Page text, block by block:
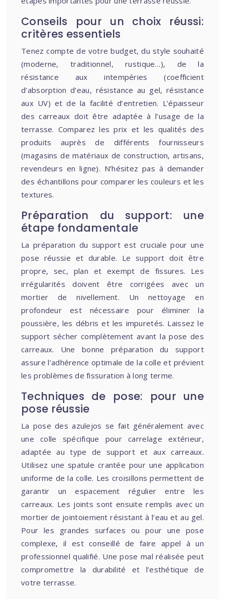
Conseils pour un choix réussi:
critères essentiels
Tenez compte de votre budget, du style souhaité
(moderne, traditionnel, rustique…), de la
résistance aux intempéries (coefficient
d’absorption d’eau, résistance au gel, résistance
aux UV) et de la facilité d’entretien. L’épaisseur
des carreaux doit être adaptée à l’usage de la
terrasse. Comparez les prix et les qualités des
produits auprès de différents fournisseurs
(magasins de matériaux de construction, artisans,
revendeurs en ligne). N’hésitez pas à demander
des échantillons pour comparer les couleurs et les
textures.
Préparation du support: une
étape fondamentale
La préparation du support est cruciale pour une
pose réussie et durable. Le support doit être
propre, sec, plan et exempt de fissures. Les
irrégularités doivent être corrigées avec un
mortier de nivellement. Un nettoyage en
profondeur est nécessaire pour éliminer la
poussière, les débris et les impuretés. Laissez le
support sécher complètement avant la pose des
carreaux. Une bonne préparation du support
assure l’adhérence optimale de la colle et prévient
les problèmes de fissuration à long terme.
Techniques de pose: pour une
pose réussie
La pose des azulejos se fait généralement avec
une colle spécifique pour carrelage extérieur,
adaptée au type de support et aux carreaux.
Utilisez une spatule crantée pour une application
uniforme de la colle. Les croisillons permettent de
garantir un espacement régulier entre les
carreaux. Les joints sont ensuite remplis avec un
mortier de jointoiement résistant à l’eau et au gel.
Pour les grandes surfaces ou pour une pose
complexe, il est conseillé de faire appel à un
professionnel qualifié. Une pose mal réalisée peut
compromettre la durabilité et l’esthétique de
votre terrasse.